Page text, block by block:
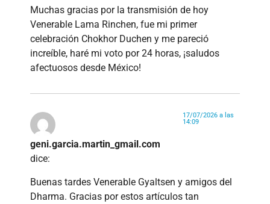
Muchas gracias por la transmisión de hoy
Venerable Lama Rinchen, fue mi primer
celebración Chokhor Duchen y me pareció
increíble, haré mi voto por 24 horas, ¡saludos
afectuosos desde México!
geni.garcia.martin_gmail.com
dice:
17/07/2026 a las
14:09
Buenas tardes Venerable Gyaltsen y amigos del
Dharma. Gracias por estos artículos tan